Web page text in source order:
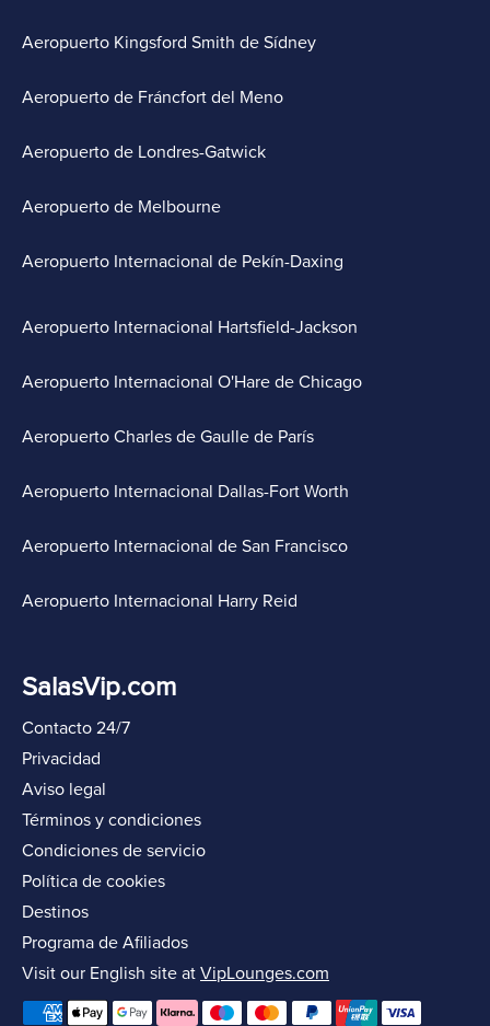
Aeropuerto Kingsford Smith de Sídney
Aeropuerto de Fráncfort del Meno
Aeropuerto de Londres-Gatwick
Aeropuerto de Melbourne
Aeropuerto Internacional de Pekín-Daxing
Aeropuerto Internacional Hartsfield-Jackson
Aeropuerto Internacional O'Hare de Chicago
Aeropuerto Charles de Gaulle de París
Aeropuerto Internacional Dallas-Fort Worth
Aeropuerto Internacional de San Francisco
Aeropuerto Internacional Harry Reid
SalasVip.com
Contacto 24/7
Privacidad
Aviso legal
Términos y condiciones
Condiciones de servicio
Política de cookies
Destinos
Programa de Afiliados
Visit our English site at VipLounges.com